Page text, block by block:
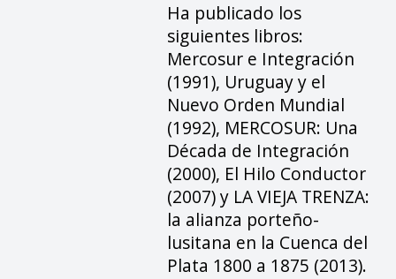
Ha publicado los
siguientes libros:
Mercosur e Integración
(1991), Uruguay y el
Nuevo Orden Mundial
(1992), MERCOSUR: Una
Década de Integración
(2000), El Hilo Conductor
(2007) y LA VIEJA TRENZA:
la alianza porteño-
lusitana en la Cuenca del
Plata 1800 a 1875 (2013).